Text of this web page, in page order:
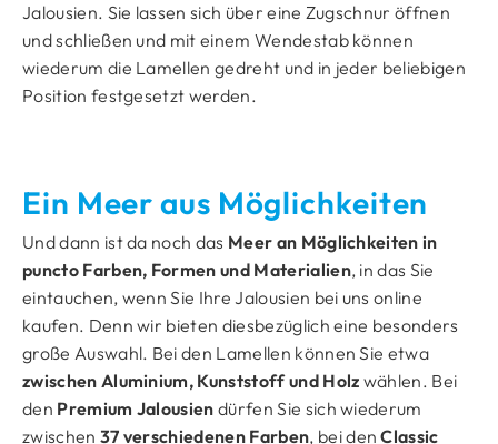
Jalousien. Sie lassen sich über eine Zugschnur öffnen
und schließen und mit einem Wendestab können
wiederum die Lamellen gedreht und in jeder beliebigen
Position festgesetzt werden.
Ein Meer aus Möglichkeiten
Und dann ist da noch das Meer an Möglichkeiten in
puncto Farben, Formen und Materialien, in das Sie
eintauchen, wenn Sie Ihre Jalousien bei uns online
kaufen. Denn wir bieten diesbezüglich eine besonders
große Auswahl. Bei den Lamellen können Sie etwa
zwischen Aluminium, Kunststoff und Holz wählen. Bei
den Premium Jalousien dürfen Sie sich wiederum
zwischen 37 verschiedenen Farben, bei denClassic